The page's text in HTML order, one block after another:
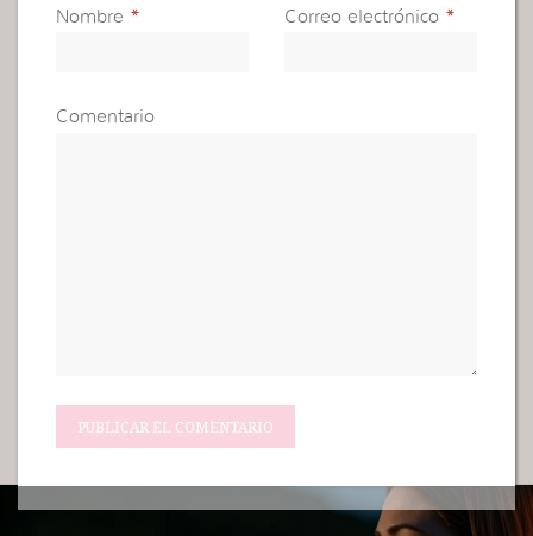
Nombre * Correo electrónico *
Comentario